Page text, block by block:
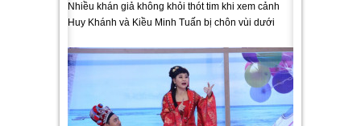
Nhiều khán giả không khỏi thót tim khi xem cảnh
Huy Khánh và Kiều Minh Tuấn bị chôn vùi dưới